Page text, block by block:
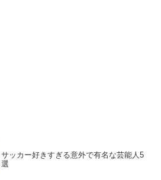
サッカー好きすぎる意外で有名な芸能人5
選